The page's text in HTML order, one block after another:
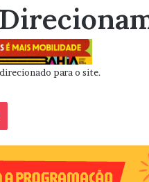
para o site.